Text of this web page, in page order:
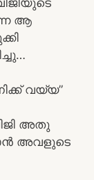
ആ
വയ്യ”
അതു
അവളുടെ